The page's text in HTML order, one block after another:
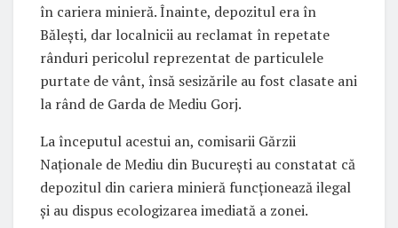
în cariera minieră. Înainte, depozitul era în
Bălești, dar localnicii au reclamat în repetate
rânduri pericolul reprezentat de particulele
purtate de vânt, însă sesizările au fost clasate ani
la rând de Garda de Mediu Gorj.
La începutul acestui an, comisarii Gărzii
Naționale de Mediu din București au constatat că
depozitul din cariera minieră funcționează ilegal
și au dispus ecologizarea imediată a zonei.